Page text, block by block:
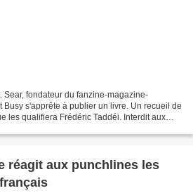
Sear, fondateur du fanzine-magazine-
Busy s'apprête à publier un livre. Un recueil de
les qualifiera Frédéric Taddéi. Interdit aux
réagit aux punchlines les